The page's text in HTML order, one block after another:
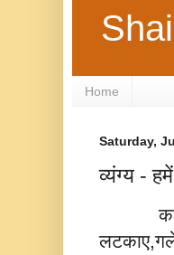
Home
Saturday,
व्यंग्य -
कल बाबू